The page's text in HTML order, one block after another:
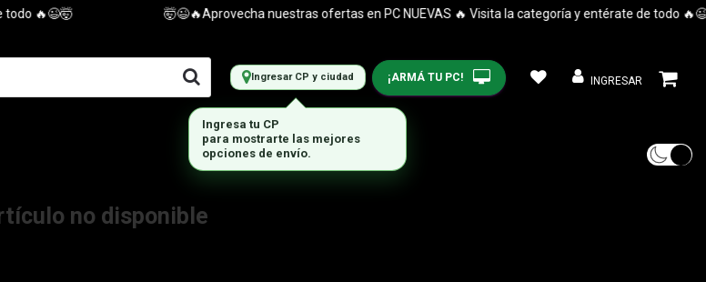
🔥😉🤯 🤯😉🔥Aprovecha nuestras ofertas en PC NUEVAS 🔥 Visita la categoría y entérate de todo
Ingresar CP y ciudad ¡ARMÁ TU PC! INGRESAR
no disponible
Ingresa tu CP
para mostrarte las mejores
opciones de envío.